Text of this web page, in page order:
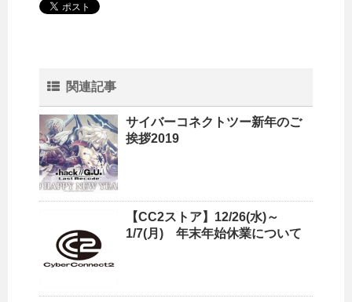
関連記事
サイバーコネクトツー新年のご
挨拶2019
【CC2ストア】12/26(水)～
1/7(月) 年末年始休業について